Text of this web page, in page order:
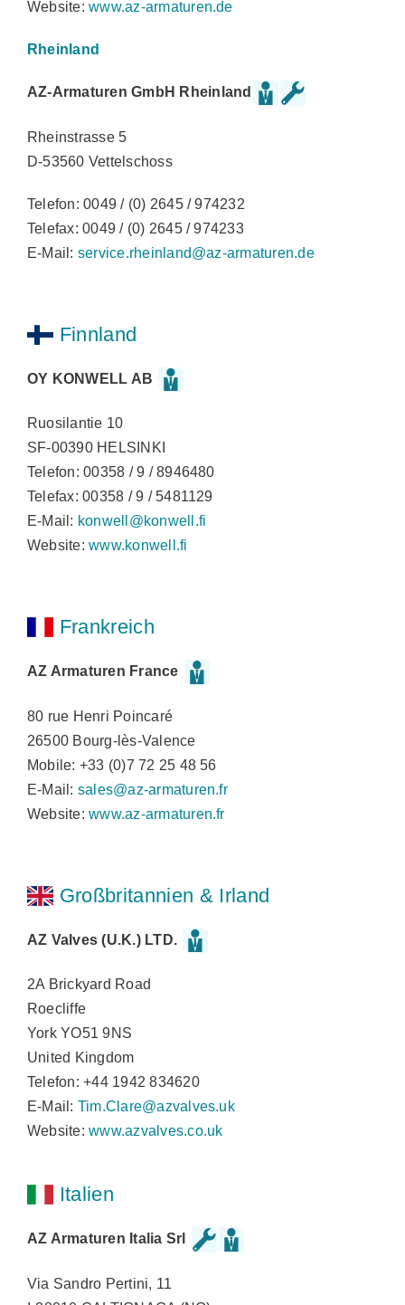
Website:www.az-armaturen.de
Rheinland
AZ-Armaturen GmbH Rheinland
Rheinstrasse 5
D-53560 Vettelschoss
Telefon: 0049 / (0) 2645 / 974232
Telefax: 0049 / (0) 2645 / 974233
E-Mail: service.rheinland@az-armaturen.de
Finnland
OY KONWELL AB
Ruosilantie 10
SF-00390 HELSINKI
Telefon: 00358 / 9 / 8946480
Telefax: 00358 / 9 / 5481129
E-Mail: konwell@konwell.fi
Website:www.konwell.fi
Frankreich
AZ Armaturen France
80 rue Henri Poincaré
26500 Bourg-lès-Valence
Mobile: +33 (0)7 72 25 48 56
E-Mail: sales@az-armaturen.fr
Website:www.az-armaturen.fr
Großbritannien & Irland
AZ Valves (U.K.) LTD.
2A Brickyard Road
Roecliffe
York YO51 9NS
United Kingdom
Telefon: +44 1942 834620
E-Mail: Tim.Clare@azvalves.uk
Website:www.azvalves.co.uk
Italien
AZ Armaturen Italia Srl
Via Sandro Pertini, 11